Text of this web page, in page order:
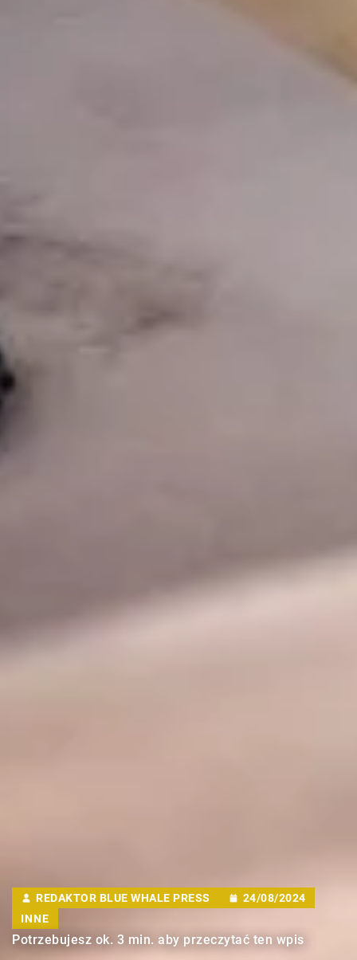
REDAKTOR BLUE WHALE PRESS
24/08/2024
INNE
Potrzebujesz ok. 3 min. aby przeczytać ten wpis